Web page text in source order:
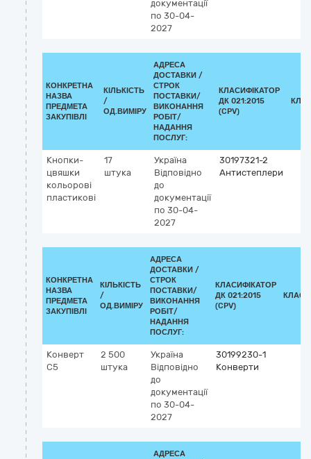
документації
по 30-04-
2027
КОНКРЕТНА
НАЗВА
ПРЕДМЕТА
ЗАКУПІВЛІ
КІЛЬКІСТЬ
/
ОД.ВИМІРУ
АДРЕСА
ДОСТАВКИ /
СТРОК
ПОСТАВКИ/
ВИКОНАННЯ
РОБІТ/
НАДАННЯ
ПОСЛУГ:
КЛАСИФІКАТОР
ДК 021:2015
(CPV)
Кнопки-
цвяшки
кольорові
пластикові
17
штука
Україна
Відповідно
до
документації
по 30-04-
2027
30197321-2
Антистеплери
КОНКРЕТНА
НАЗВА
ПРЕДМЕТА
ЗАКУПІВЛІ
КІЛЬКІСТЬ
/
ОД.ВИМІРУ
АДРЕСА
ДОСТАВКИ /
СТРОК
ПОСТАВКИ/
ВИКОНАННЯ
РОБІТ/
НАДАННЯ
ПОСЛУГ:
КЛАСИФІКАТОР
ДК 021:2015
(CPV)
Конверт
С5
2 500
штука
Україна
Відповідно
до
документації
по 30-04-
2027
30199230-1
Конверти
АДРЕСА